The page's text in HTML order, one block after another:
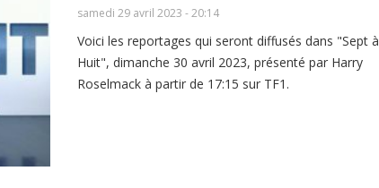
samedi 29 avril 2023 - 20:14
Voici les reportages qui seront diffusés dans "Sept à
Huit", dimanche 30 avril 2023, présenté par Harry
Roselmack à partir de 17:15 sur TF1.